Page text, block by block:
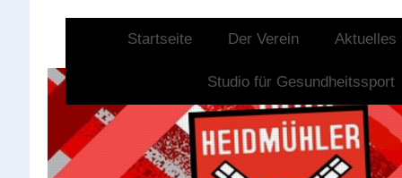
Startseite Der Verein Aktuelles
Studio für Gesundheitssport